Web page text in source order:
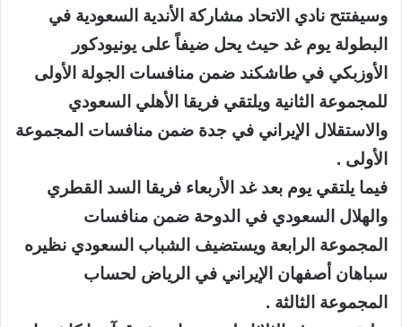
وسيفتتح نادي الاتحاد مشاركة الأندية السعودية في
البطولة يوم غد حيث يحل ضيفاً على يونيودكور
الأوزبكي في طاشكند ضمن منافسات الجولة الأولى
للمجموعة الثانية ويلتقي فريقا الأهلي السعودي
والاستقلال الإيراني في جدة ضمن منافسات المجموعة
الأولى .
فيما يلتقي يوم بعد غد الأربعاء فريقا السد القطري
والهلال السعودي في الدوحة ضمن منافسات
المجموعة الرابعة ويستضيف الشباب السعودي نظيره
سباهان أصفهان الإيراني في الرياض لحساب
المجموعة الثالثة .